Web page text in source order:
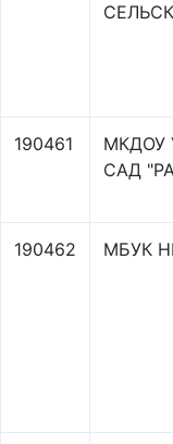
190461
МКДОУ
САД
190462 МБУК